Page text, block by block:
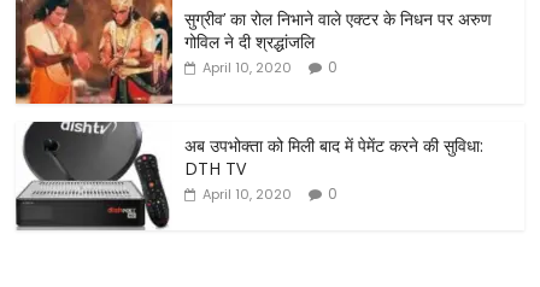
o
k
सुग्रीव’ का रोल निभाने वाले एक्टर के निधन पर अरुण
गोविल ने दी श्रद्धांजलि
April 10, 2020 0
अब उपभोक्ता को मिली बाद में पेमेंट करने की सुविधा:
DTH TV
April 10, 2020 0